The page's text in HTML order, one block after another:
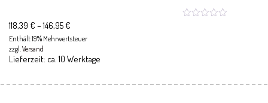
118,39 € –146,95€
Enthält 19% Mehrwertsteuer
zzgl.Versand
Lieferzeit: ca. 10 Werktage